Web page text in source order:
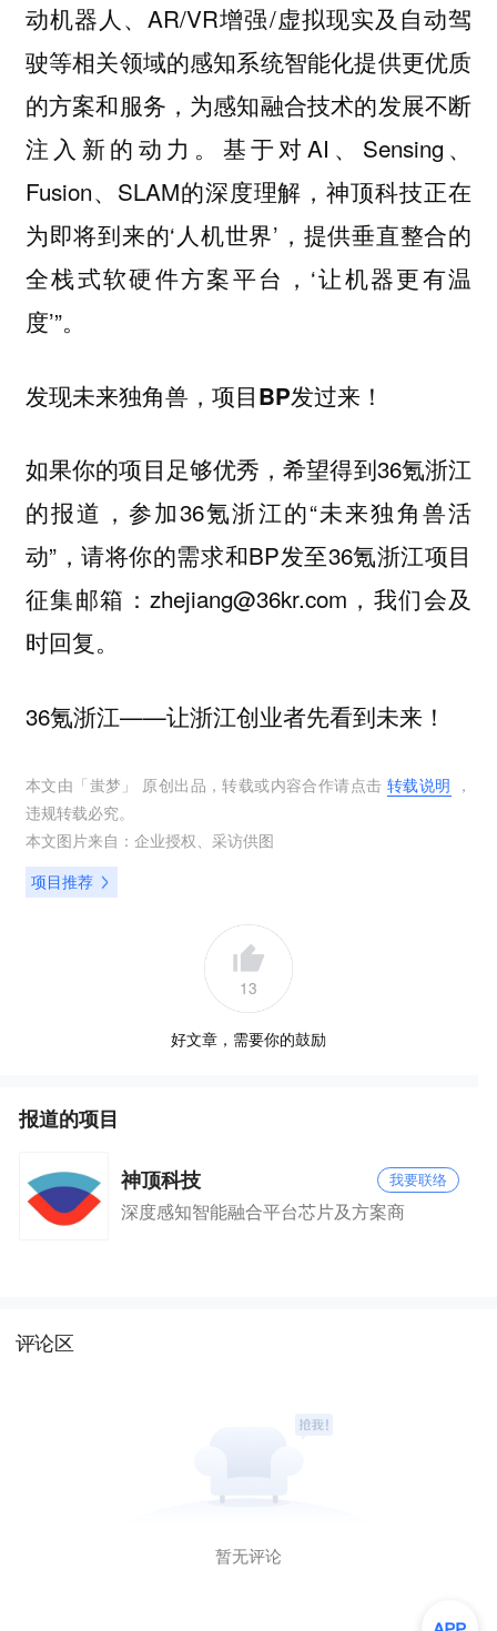
动机器人、AR/VR增强/虚拟现实及自动驾
驶等相关领域的感知系统智能化提供更优质
的方案和服务，为感知融合技术的发展不断
注入新的动力。基于对AI、Sensing、
Fusion、SLAM的深度理解，神顶科技正在
为即将到来的‘人机世界’，提供垂直整合的
全栈式软硬件方案平台，‘让机器更有温
度’”。
发现未来独角兽，项目BP发过来！
如果你的项目足够优秀，希望得到36氪浙江
的报道，参加36氪浙江的“未来独角兽活
动”，请将你的需求和BP发至36氪浙江项目
征集邮箱：zhejiang@36kr.com，我们会及
时回复。
36氪浙江——让浙江创业者先看到未来！
本文由「蚩梦 」 原创出品，转载或内容合作请点击 转载说明 ，
违规转载必究。
本文图片来自： 企业授权
采访供图
项目推荐
13
好文章，需要你的鼓励
报道的项目
神顶科技 我要联络
深度感知智能融合平台芯片及方案商
评论区
暂无评论